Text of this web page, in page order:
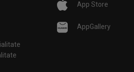
App Store
AppGallery